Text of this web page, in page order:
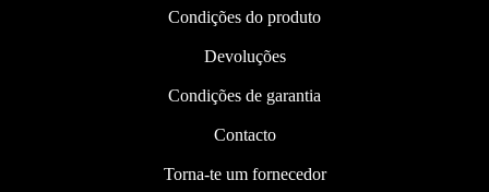
Condições do produto
Devoluções
Condições de garantia
Contacto
Torna-te um fornecedor